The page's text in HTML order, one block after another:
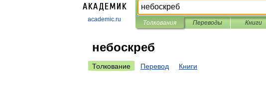
academic.ru Толкования Переводы Книги
небоскреб
Толкование Перевод Книги